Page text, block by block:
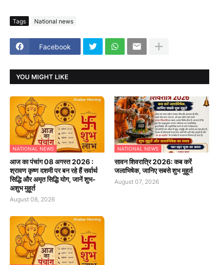
Tags National news
Facebook
YOU MIGHT LIKE
NATIONAL NEWS
आज का पंचांग 08 अगस्त 2026 :
श्रावण कृष्ण दशमी पर बन रहे हैं सर्वार्थ
सिद्धि और अमृत सिद्धि योग, जानें शुभ-
अशुभ मुहूर्त
August 08, 2026
NATIONAL NEWS
सावन शिवरात्रि 2026: कब करें
जलाभिषेक, जानिए सबसे शुभ मुहूर्त
August 07, 2026